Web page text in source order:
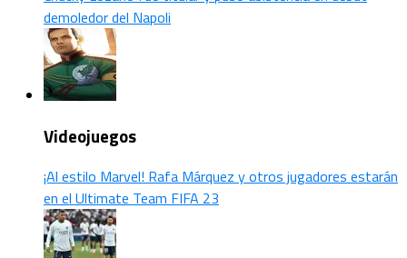
demoledor del Napoli
Videojuegos
¡Al estilo Marvel! Rafa Márquez y otros jugadores estarán
en el Ultimate Team FIFA 23